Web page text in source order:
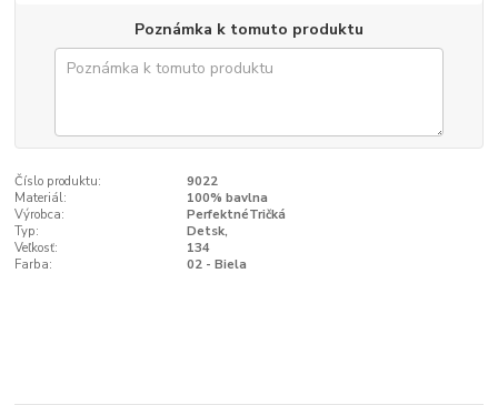
Poznámka k tomuto produktu
Číslo produktu:
9022
Materiál:
100% bavlna
Výrobca:
PerfektnéTričká
Typ:
Detsk‚
Veľkosť:
134
Farba:
02 - Biela